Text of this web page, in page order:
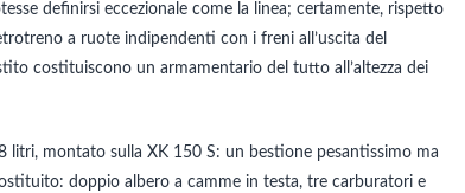
definirsi eccezionale come la linea; certamente, rispetto
a ruote indipendenti con i freni all’uscita del
costituiscono un armamentario del tutto all’altezza dei
litri, montato sulla XK 150 S: un bestione pesantissimo ma
doppio albero a camme in testa, tre carburatori e